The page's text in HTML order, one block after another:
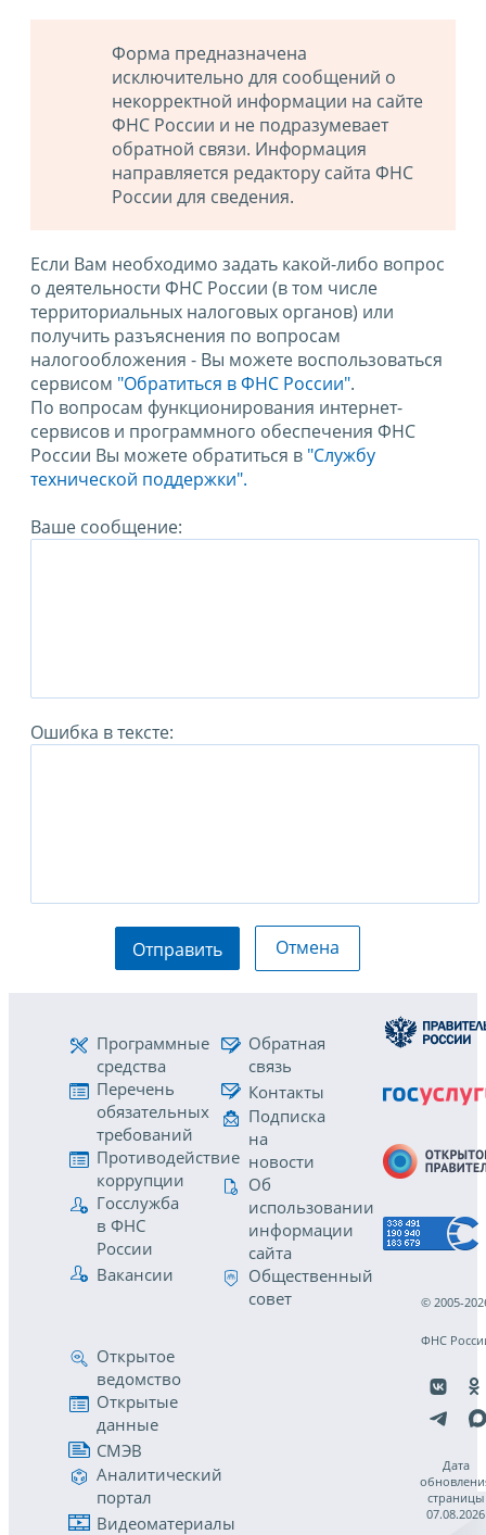
Форма предназначена
исключительно для сообщений о
некорректной информации на сайте
ФНС России и не подразумевает
обратной связи. Информация
направляется редактору сайта ФНС
России для сведения.
Если Вам необходимо задать какой-либо вопрос
о деятельности ФНС России (в том числе
территориальных налоговых органов) или
получить разъяснения по вопросам
налогообложения - Вы можете воспользоваться
сервисом "Обратиться в ФНС России".
По вопросам функционирования интернет-
сервисов и программного обеспечения ФНС
России Вы можете обратиться в "Службу
технической поддержки".
Ваше сообщение:
Ошибка в тексте:
Отправить Отмена
Программные
средства
Перечень
обязательных
требований
Противодействие
коррупции
Госслужба
в ФНС
России
Вакансии
Обратная
связь
Контакты
Подписка
на
новости
Об
использовании
информации
сайта
Общественный
совет
Открытое
ведомство
Открытые
данные
СМЭВ
Аналитический
портал
Видеоматериалы
© 2005-
ФНС
Дата
страницы
07.08.2026